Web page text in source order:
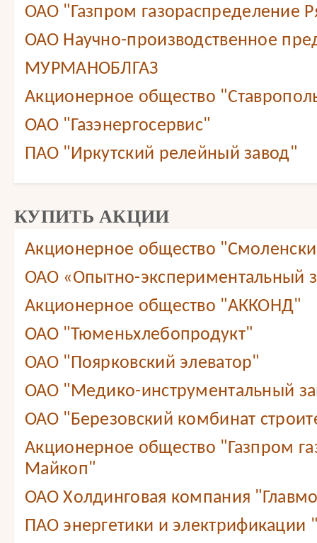
ОАО "Газпром газораспределение
ОАО Научно-производственное
МУРМАНОБЛГАЗ
Акционерное общество
ОАО "Газэнергосервис"
ПАО "Иркутский релейный завод"
КУПИТЬ АКЦИИ
Акционерное общество
ОАО «Опытно-экспериментальный
Акционерное общество "АККОНД"
ОАО "Тюменьхлебопродукт"
ОАО "Поярковский элеватор"
ОАО "Медико-инструментальный
ОАО "Березовский комбинат
Акционерное общество "Газпром
Майкоп"
ОАО Холдинговая компания
ПАО энергетики и электрификации